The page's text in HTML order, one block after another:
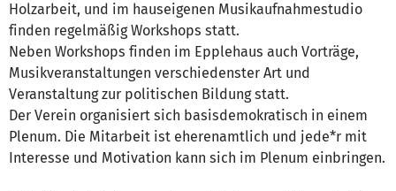
Holzarbeit, und im hauseigenen Musikaufnahmestudio
finden regelmäßig Workshops statt.
Neben Workshops finden im Epplehaus auch Vorträge,
Musikveranstaltungen verschiedenster Art und
Veranstaltung zur politischen Bildung statt.
Der Verein organisiert sich basisdemokratisch in einem
Plenum. Die Mitarbeit ist eherenamtlich und jede*r mit
Interesse und Motivation kann sich im Plenum einbringen.